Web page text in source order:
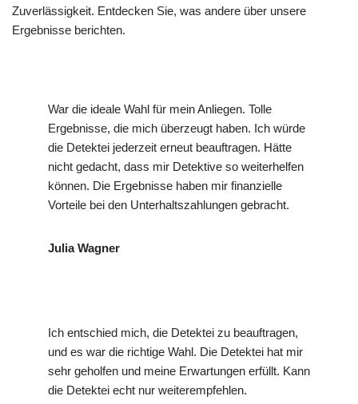
Zuverlässigkeit. Entdecken Sie, was andere über unsere
Ergebnisse berichten.
War die ideale Wahl für mein Anliegen. Tolle
Ergebnisse, die mich überzeugt haben. Ich würde
die Detektei jederzeit erneut beauftragen. Hätte
nicht gedacht, dass mir Detektive so weiterhelfen
können. Die Ergebnisse haben mir finanzielle
Vorteile bei den Unterhaltszahlungen gebracht.
Julia Wagner
Ich entschied mich, die Detektei zu beauftragen,
und es war die richtige Wahl. Die Detektei hat mir
sehr geholfen und meine Erwartungen erfüllt. Kann
die Detektei echt nur weiterempfehlen.